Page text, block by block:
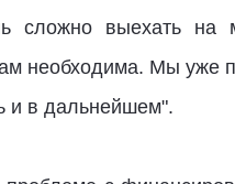
сложно выехать на
необходима. Мы уже
и в дальнейшем".